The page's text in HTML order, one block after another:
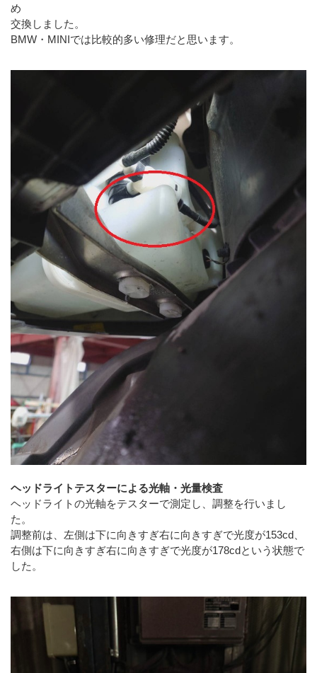
め
交換しました。
BMW・MINIでは比較的多い修理だと思います。
ヘッドライトテスターによる光軸・光量検査
ヘッドライトの光軸をテスターで測定し、調整を行いまし
た。
調整前は、左側は下に向きすぎ右に向きすぎで光度が153cd、
右側は下に向きすぎ右に向きすぎで光度が178cdという状態で
した。